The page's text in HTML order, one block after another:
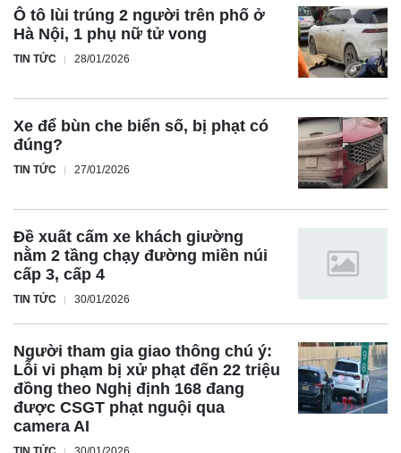
Ô tô lùi trúng 2 người trên phố ở
Hà Nội, 1 phụ nữ tử vong
TIN TỨC 28/01/2026
Xe để bùn che biển số, bị phạt có
đúng?
TIN TỨC 27/01/2026
Đề xuất cấm xe khách giường
nằm 2 tầng chạy đường miền núi
cấp 3, cấp 4
TIN TỨC 30/01/2026
Người tham gia giao thông chú ý:
Lỗi vi phạm bị xử phạt đến 22 triệu
đồng theo Nghị định 168 đang
được CSGT phạt nguội qua
camera AI